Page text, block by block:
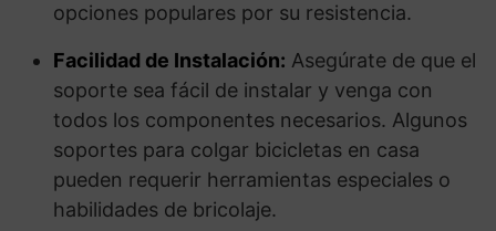
opciones populares por su resistencia.
Facilidad de Instalación: Asegúrate de que el
soporte sea fácil de instalar y venga con
todos los componentes necesarios. Algunos
soportes para colgar bicicletas en casa
pueden requerir herramientas especiales o
habilidades de bricolaje.